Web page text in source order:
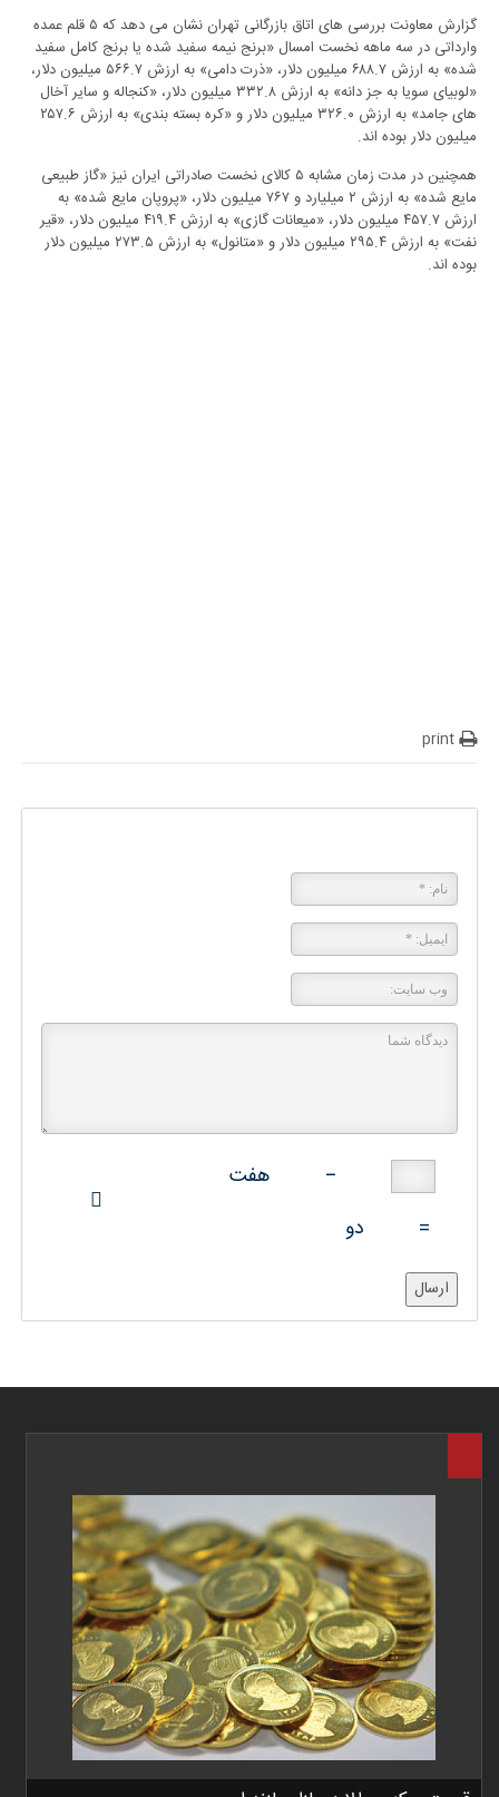
گزارش معاونت بررسی های اتاق بازرگانی تهران نشان می دهد که ۵ قلم عمده
وارداتی در سه ماهه نخست امسال «برنج نیمه سفید شده یا برنج کامل سفید
شده» به ارزش ۶۸۸.۷ میلیون دلار، «ذرت دامی» به ارزش ۵۶۶.۷ میلیون دلار،
«لوبیای سویا به جز دانه» به ارزش ۳۳۲.۸ میلیون دلار، «کنجاله و سایر آخال
های جامد» به ارزش ۳۲۶.۰ میلیون دلار و «کره بسته بندی» به ارزش ۲۵۷.۶
میلیون دلار بوده اند.
همچنین در مدت زمان مشابه ۵ کالای نخست صادراتی ایران نیز «گاز طبیعی
مایع شده» به ارزش ۲ میلیارد و ۷۶۷ میلیون دلار، «پروپان مایع شده» به
ارزش ۴۵۷.۷ میلیون دلار، «میعانات گازی» به ارزش ۴۱۹.۴ میلیون دلار، «قیر
نفت» به ارزش ۲۹۵.۴ میلیون دلار و «متانول» به ارزش ۲۷۳.۵ میلیون دلار
بوده اند.
print
−
هفت
=
دو
ارسال